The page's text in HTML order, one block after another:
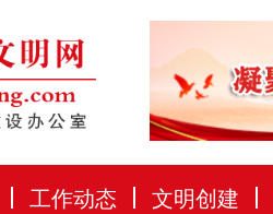
工作动态 文明创建